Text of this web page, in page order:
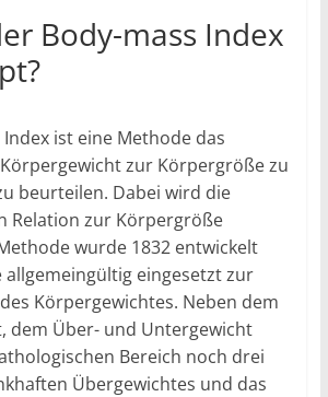
Body-mass Index
ist eine Methode das
zur Körpergröße zu
beurteilen. Dabei wird die
Relation zur Körpergröße
wurde 1832 entwickelt
eingesetzt zur
Körpergewichtes. Neben dem
dem Über- und Untergewicht
Bereich noch drei
Übergewichtes und das